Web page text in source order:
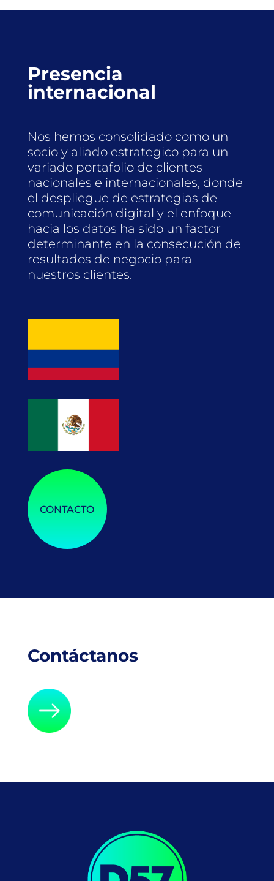
Presencia
internacional
Nos hemos consolidado como un
socio y aliado estrategico para un
variado portafolio de clientes
nacionales e internacionales, donde
el despliegue de estrategias de
comunicación digital y el enfoque
hacia los datos ha sido un factor
determinante en la consecución de
resultados de negocio para
nuestros clientes.
CONTACTO
Contáctanos